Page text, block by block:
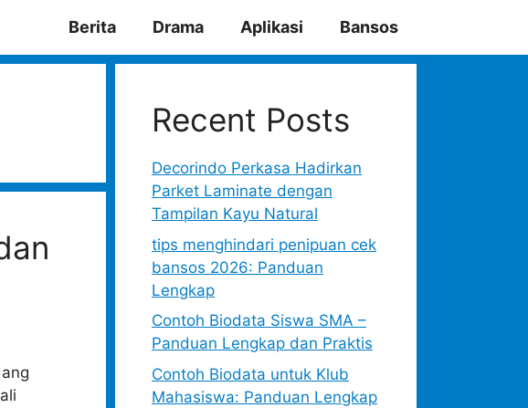
Berita Drama Aplikasi Bansos
Recent Posts
Decorindo Perkasa Hadirkan
Parket Laminate dengan
Tampilan Kayu Natural
tips menghindari penipuan cek
bansos 2026: Panduan
Lengkap
Contoh Biodata Siswa SMA –
Panduan Lengkap dan Praktis
Contoh Biodata untuk Klub
Mahasiswa: Panduan Lengkap